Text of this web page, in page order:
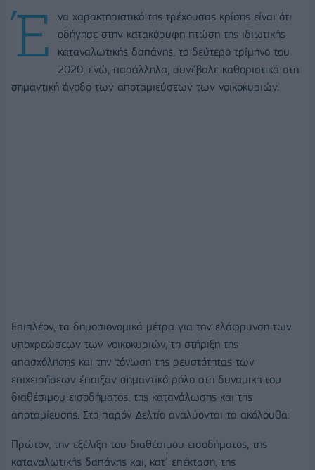
Έ
να χαρακτηριστικό της τρέχουσας κρίσης είναι ότι
οδήγησε στην κατακόρυφη πτώση της ιδιωτικής
καταναλωτικής δαπάνης, το δεύτερο τρίμηνο του
2020, ενώ, παράλληλα, συνέβαλε καθοριστικά στη
σημαντική άνοδο των αποταμιεύσεων των νοικοκυριών.
Επιπλέον, τα δημοσιονομικά μέτρα για την ελάφρυνση των
υποχρεώσεων των νοικοκυριών, τη στήριξη της
απασχόλησης και την τόνωση της ρευστότητας των
επιχειρήσεων έπαιξαν σημαντικό ρόλο στη δυναμική του
διαθέσιμου εισοδήματος, της κατανάλωσης και της
αποταμίευσης. Στο παρόν Δελτίο αναλύονται τα ακόλουθα:
Πρώτον, την εξέλιξη του διαθέσιμου εισοδήματος, της
καταναλωτικής δαπάνης και, κατ’ επέκταση, της